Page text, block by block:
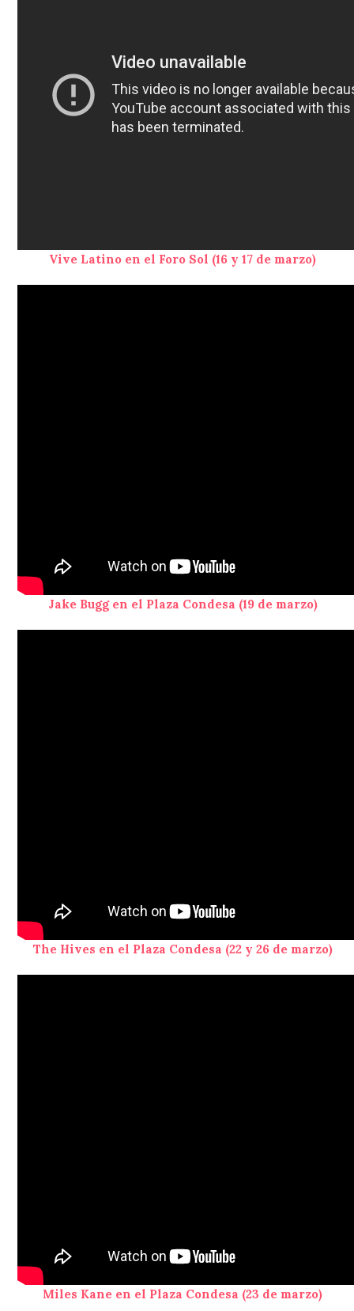
Vive Latino en el Foro Sol (16 y 17 de marzo)
Jake Bugg en el Plaza Condesa (19 de marzo)
The Hives en el Plaza Condesa (22 y 26 de marzo)
Miles Kane en el Plaza Condesa (23 de marzo)